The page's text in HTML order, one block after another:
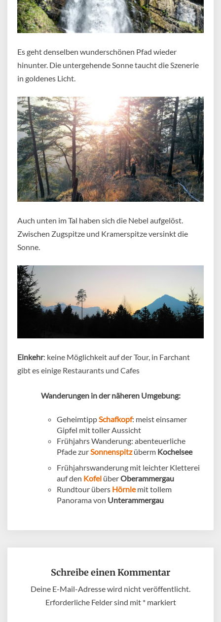
Es geht denselben wunderschönen Pfad wieder
hinunter. Die untergehende Sonne taucht die Szenerie
in goldenes Licht.
Auch unten im Tal haben sich die Nebel aufgelöst.
Zwischen Zugspitze und Kramerspitze versinkt die
Sonne.
Einkehr: keine Möglichkeit auf der Tour, in Farchant
gibt es einige Restaurants und Cafes
Wanderungen in der näheren Umgebung:
GeheimtippSchafkopf: meist einsamer
Gipfel mit toller Aussicht
Frühjahrs Wanderung: abenteuerliche
Pfade zurSonnenspitzüberm Kochelsee
Frühjahrswanderung mit leichter Kletterei
auf den Kofel überOberammergau
Rundtour übers Hörnlemit tollem
Panorama von Unterammergau
Schreibe einen Kommentar
Deine E-Mail-Adresse wird nicht veröffentlicht.
Erforderliche Felder sind mit *markiert